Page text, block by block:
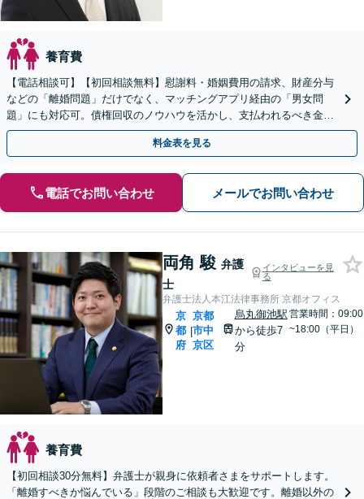
養育費
【電話相談可】【初回相談無料】慰謝料・婚姻費用の請求、財産分与
などの「離婚問題」だけでなく、マッチングアプリ経由の「男女問
題」にも対応可。債権回収のノウハウを活かし、支払われるべき金銭
を依頼者さまの方にお届けいたします
料金表を見る
電話でお問い合わせ メールでお問い合わせ
両角 駿 弁護
士
インタビューを見
る
弁護士法人本江法律事務所 京都オフィス
京
都
府
|
京都
市中
京区
烏丸御池駅
から徒歩7
分
営業時間：09:00
~18:00（平日）
養育費
【初回相談30分無料】弁護士が親身に依頼者さまをサポートします。
「離婚すべきか悩んでいる」段階のご相談も大歓迎です。離婚以外の